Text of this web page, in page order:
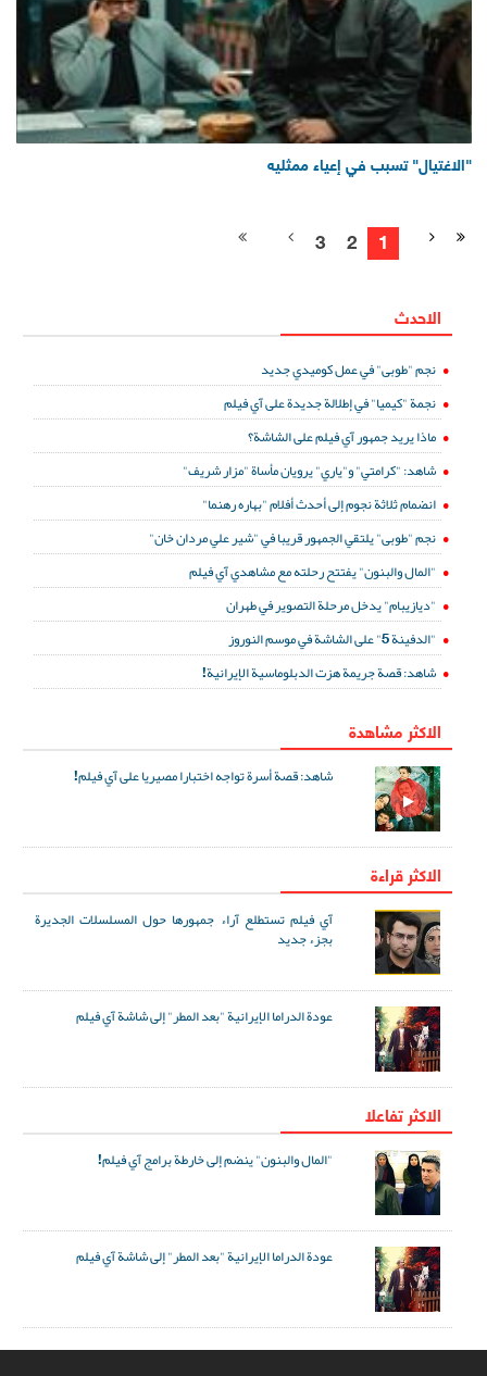
"الاغتيال" تسبب في إعياء ممثليه
1
2
3
الاحدث
نجم "طوبى" في عمل كوميدي جديد
نجمة "كيميا" في إطلالة جديدة على آي فيلم
ماذا يريد جمهور آي فيلم على الشاشة؟
شاهد: "كرامتي" و"ياري" يرويان مأساة "مزار شريف"
انضمام ثلاثة نجوم إلى أحدث أفلام "بهاره رهنما"
نجم "طوبى" يلتقي الجمهور قريبا في "شير علي مردان خان"
"المال والبنون" يفتتح رحلته مع مشاهدي آي فيلم
"ديازيبام" يدخل مرحلة التصوير في طهران
"الدفينة 5" على الشاشة في موسم النوروز
شاهد: قصة جريمة هزت الدبلوماسية الإيرانية!
الاكثر مشاهدة
شاهد: قصة أسرة تواجه اختبارا مصيريا على آي فيلم!
الاكثر قراءة
آي فيلم تستطلع آراء جمهورها حول المسلسلات الجديرة
بجزء جديد
عودة الدراما الإيرانية "بعد المطر" إلى شاشة آي فيلم
الاکثر تفاعلا
"المال والبنون" ينضم إلى خارطة برامج آي فيلم!
عودة الدراما الإيرانية "بعد المطر" إلى شاشة آي فيلم